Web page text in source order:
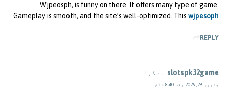
Wjpeosph, is funny on there. It offers many type of game.
Gameplay is smooth, and the site’s well-optimized. This wjpesoph
REPLY
slotspk32game نے کہا:
جنوری 29, 2026 وقت 8:40 شام